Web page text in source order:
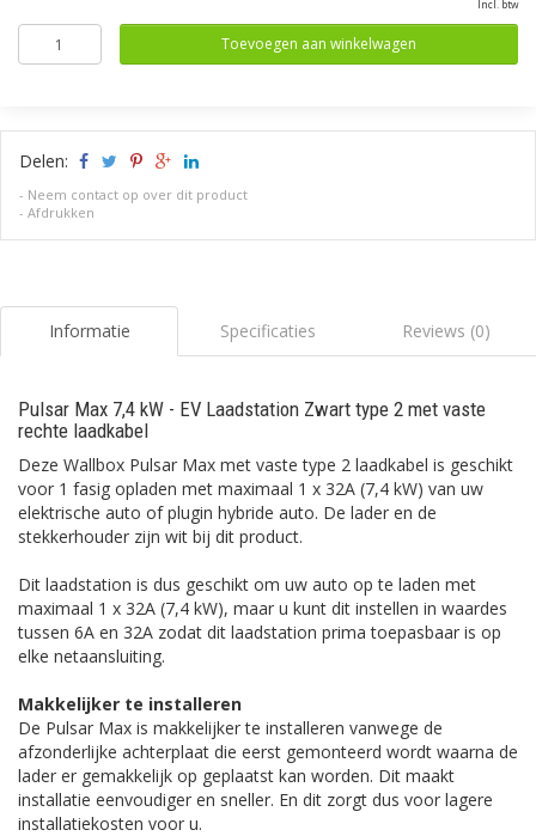
Incl. btw
Toevoegen aan winkelwagen
Delen:
- Neem contact op over dit product
- Afdrukken
Informatie Specificaties Reviews (0)
Pulsar Max 7,4 kW - EV Laadstation Zwart type 2 met vaste
rechte laadkabel
Deze Wallbox Pulsar Max met vaste type 2 laadkabel is geschikt
voor 1 fasig opladen met maximaal 1 x 32A (7,4 kW) van uw
elektrische auto of plugin hybride auto. De lader en de
stekkerhouder zijn wit bij dit product.
Dit laadstation is dus geschikt om uw auto op te laden met
maximaal 1 x 32A (7,4 kW), maar u kunt dit instellen in waardes
tussen 6A en 32A zodat dit laadstation prima toepasbaar is op
elke netaansluiting.
Makkelijker te installeren
De Pulsar Max is makkelijker te installeren vanwege de
afzonderlijke achterplaat die eerst gemonteerd wordt waarna de
lader er gemakkelijk op geplaatst kan worden. Dit maakt
installatie eenvoudiger en sneller. En dit zorgt dus voor lagere
installatiekosten voor u.